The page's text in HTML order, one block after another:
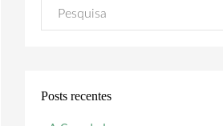
Posts recentes